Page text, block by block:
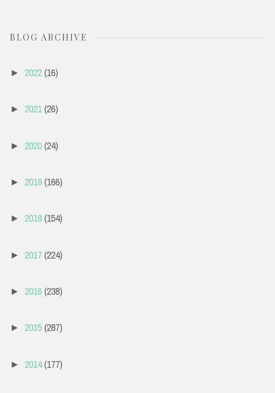
BLOG ARCHIVE
► 2022(16)
► 2021(26)
► 2020(24)
► 2019(166)
► 2018(154)
► 2017(224)
► 2016(238)
► 2015(287)
► 2014(177)